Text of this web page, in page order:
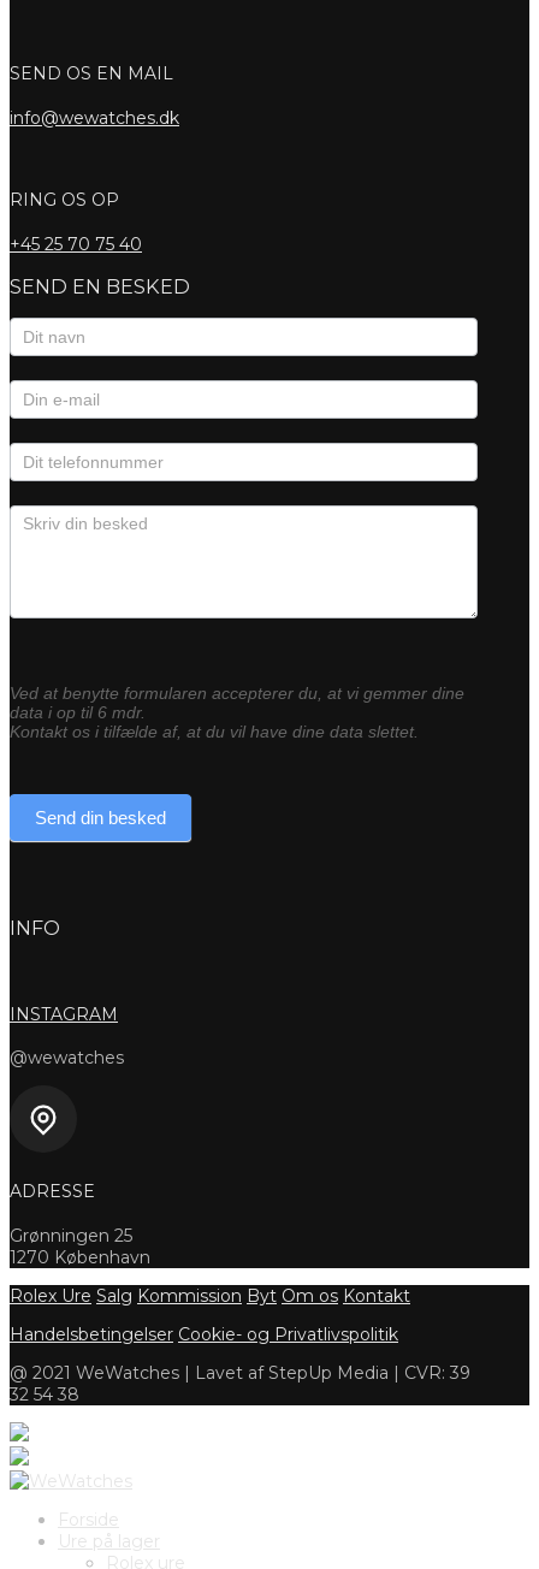
SEND OS EN MAIL
info@wewatches.dk
RING OS OP
+45 25 70 75 40
SEND EN BESKED
Kontaktformular
Ved at benytte formularen accepterer du, at vi gemmer dine
data i op til 6 mdr.
Kontakt os i tilfælde af, at du vil have dine data slettet.
Send din besked
INFO
INSTAGRAM
@wewatches
ADRESSE
Grønningen 25
1270 København
Rolex Ure Salg Kommission Byt Om os Kontakt
Handelsbetingelser Cookie- og Privatlivspolitik
@ 2021 WeWatches | Lavet af StepUp Media | CVR: 39
32 54 38
Forside
Ure på lager
Rolex ure